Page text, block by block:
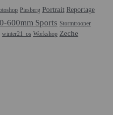
Piesberg Portrait Reportage
600mm Sports Stormtrooper
winter21_os Workshop Zeche